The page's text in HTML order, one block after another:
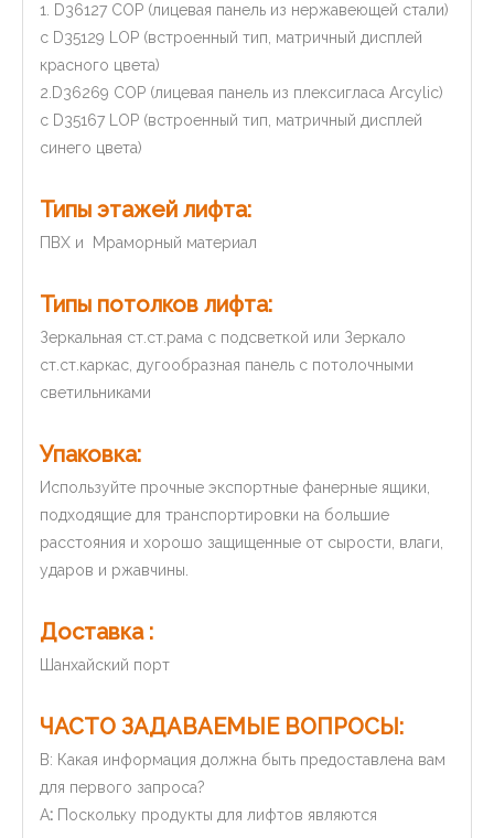
1. D36127 COP (лицевая панель из нержавеющей стали)
с D35129 LOP (встроенный тип, матричный дисплей
красного цвета)
2. D36269 COP (лицевая панель из плексигласа Arcylic)
с D35167 LOP (встроенный тип, матричный дисплей
синего цвета)
Типы этажей лифта:
ПВХ и Мраморный материал
Типы потолков лифта:
Зеркальная ст.ст.рама с подсветкой или Зеркало
ст.ст.каркас, дугообразная панель с потолочными
светильниками
Упаковка:
Используйте прочные экспортные фанерные ящики,
подходящие для транспортировки на большие
расстояния и хорошо защищенные от сырости, влаги,
ударов и ржавчины.
Доставка :
Шанхайский порт
ЧАСТО ЗАДАВАЕМЫЕ ВОПРОСЫ:
В: Какая информация должна быть предоставлена ​​вам
для первого запроса?
A: Поскольку продукты для лифтов являются